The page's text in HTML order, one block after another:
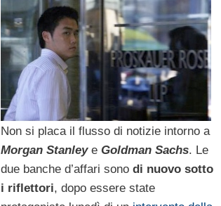
Non si placa il flusso di notizie intorno a
Morgan Stanleye Goldman Sachs. Le
due banche d’affari sonodi nuovo sotto
i riflettori, dopo essere state